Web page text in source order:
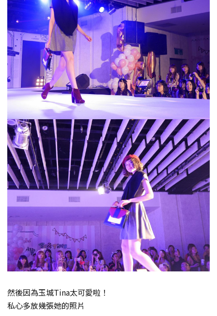
然後因為玉城Tina太可愛啦！
私心多放幾張她的照片